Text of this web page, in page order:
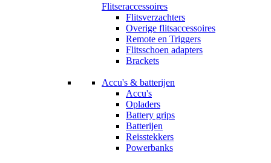
Flitseraccessoires
Flitsverzachters
Overige flitsaccessoires
Remote en Triggers
Flitsschoen adapters
Brackets
Accu's & batterijen
Accu's
Opladers
Battery grips
Batterijen
Reisstekkers
Powerbanks